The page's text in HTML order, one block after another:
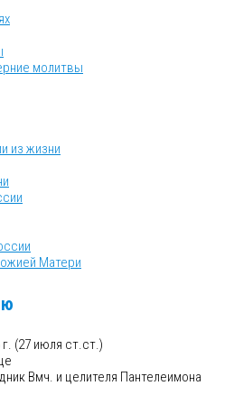
молитвы
из жизни
Матери
(27 июля ст.ст.)
Вмч. и целителя Пантелеимона